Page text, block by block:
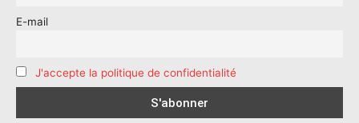
E-mail
J'accepte la politique de confidentialité